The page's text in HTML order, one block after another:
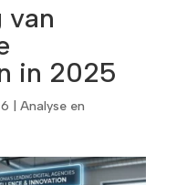
van
in 2025
Analyse en